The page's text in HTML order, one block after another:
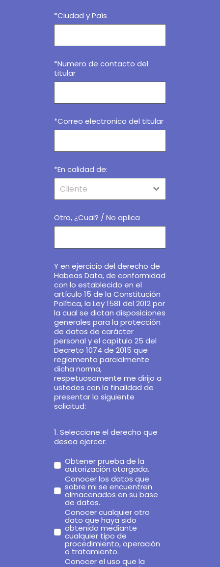
*Ciudad y País
*Numero de contacto del
titular
*Correo electronico del titular
*En calidad de:
Otro, ¿Cual? / No aplica
Y en ejercicio del derecho de
Habeas Data, de conformidad
con lo establecido en el
artículo 15 de la Constitución
Política, la Ley 1581 del 2012 por
la cual se dictan disposiciones
generales para la protección
de datos de carácter
personal y el capítulo 25 del
Decreto 1074 de 2015 que
reglamenta parcialmente
dicha norma,
respetuosamente me dirijo a
ustedes con la finalidad de
presentar la siguiente
solicitud:
1. Seleccione el derecho que
desea ejercer:
Obtener prueba de la
autorización otorgada.
Conocer los datos que
sobre mi se encuentren
almacenados en su base
de datos.
Conocer cualquier otro
dato que haya sido
obtenido mediante
cualquier tipo de
procedimiento, operación
o tratamiento.
Conocer el uso que la